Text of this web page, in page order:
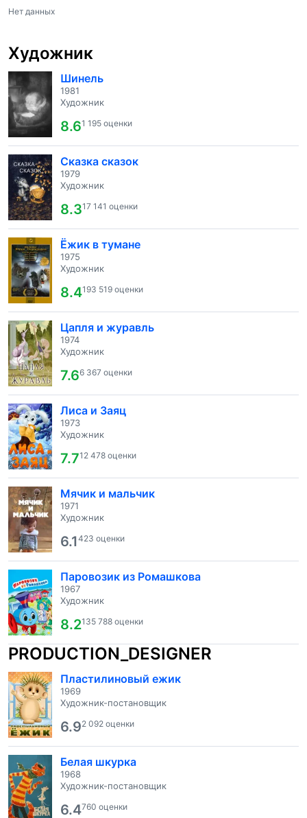
Нет данных
Художник
Шинель
1981
Художник
8.61 195 оценки
Сказка сказок
1979
Художник
8.317 141 оценки
Ёжик в тумане
1975
Художник
8.4193 519 оценки
Цапля и журавль
1974
Художник
7.66 367 оценки
Лиса и Заяц
1973
Художник
7.712 478 оценки
Мячик и мальчик
1971
Художник
6.1423 оценки
Паровозик из Ромашкова
1967
Художник
8.2135 788 оценки
PRODUCTION_DESIGNER
Пластилиновый ежик
1969
Художник-постановщик
6.92 092 оценки
Белая шкурка
1968
Художник-постановщик
6.4760 оценки